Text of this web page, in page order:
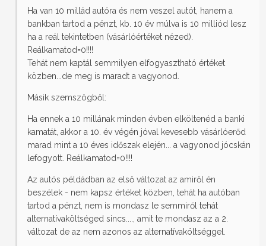
Ha van 10 millád autóra és nem veszel autót, hanem a
bankban tartod a pénzt, kb. 10 év múlva is 10 milliód lesz
ha a reál tekintetben (vásárlóértéket nézed).
Reálkamatod=0!!!!
Tehát nem kaptál semmilyen elfogyasztható értéket
közben...de meg is maradt a vagyonod.
Másik szemszögből:
Ha ennek a 10 millának minden évben elköltenéd a banki
kamatát, akkor a 10. év végén jóval kevesebb vásárlóerőd
marad mint a 10 éves időszak elején... a vagyonod jócskán
lefogyott. Reálkamatod=0!!!!
Az autós példádban az első változat az amiről én
beszélek - nem kapsz értéket közben, tehát ha autóban
tartod a pénzt, nem is mondasz le semmiről tehát
alternatívaköltséged sincs...., amit te mondasz az a 2.
változat de az nem azonos az alternatívaköltséggel.